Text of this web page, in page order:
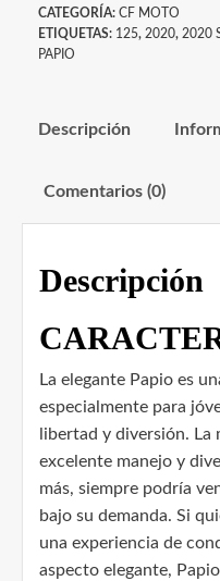
CATEGORÍA: CF MOTO
ETIQUETAS: 125, 2020, 2020
PAPIO
Descripción
Comentarios (0)
Descripción
La elegante Papio es
especialmente para
libertad y diversión. La
excelente manejo y
más, siempre podría
bajo su demanda. Si
una experiencia de
aspecto elegante,